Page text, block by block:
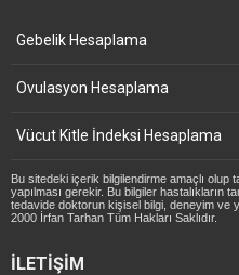
Gebelik Hesaplama
Ovulasyon Hesaplama
Vücut Kitle İndeksi Hesaplama
Bu sitedeki içerik bilgilendirme amaçlı olup
yapılması gerekir. Bu bilgiler hastalıkların
tedavide doktorun kişisel bilgi, deneyim ve
2000 İrfan Tarhan Tüm Hakları Saklıdır.
İLETIŞIM